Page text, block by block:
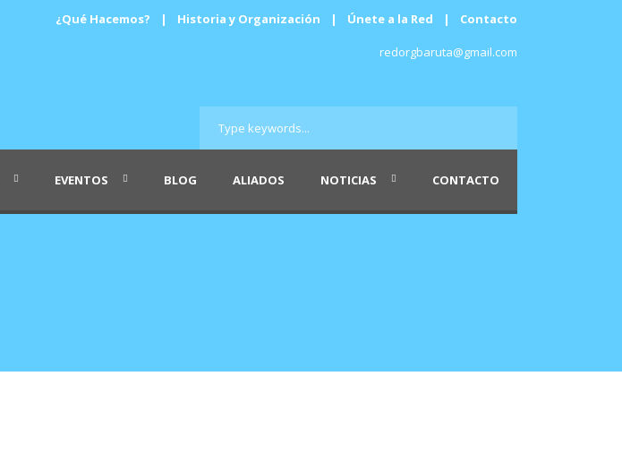
¿Qué Hacemos? | Historia y Organización | Únete a la Red | Contacto
redorgbaruta@gmail.com
EVENTOS BLOG ALIADOS NOTICIAS CONTACTO